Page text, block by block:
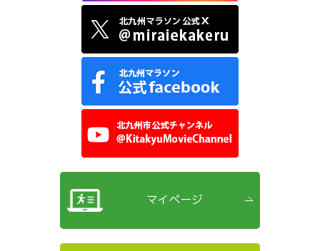
マイページ